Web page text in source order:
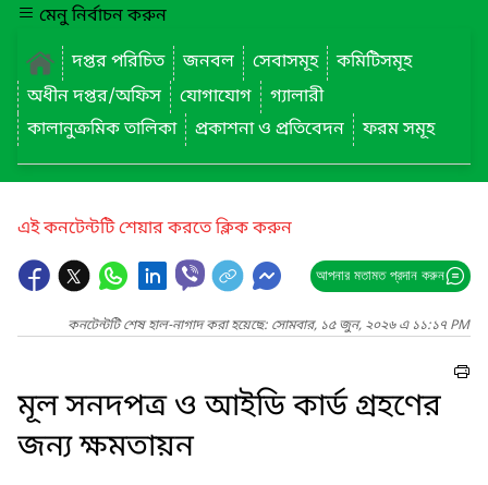
মেনু নির্বাচন করুন
দপ্তর পরিচিত
জনবল সেবাসমূহ
কমিটিসমূহ
অধীন দপ্তর/অফিস
যোগাযোগ
গ্যালারী
কালানুক্রমিক তালিকা
প্রকাশনা ও প্রতিবেদন ফরম সমূহ
এই কনটেন্টটি শেয়ার করতে ক্লিক করুন
আপনার মতামত প্রদান করুন
কনটেন্টটি শেষ হাল-নাগাদ করা হয়েছে: সোমবার, ১৫ জুন, ২০২৬ এ ১১:১৭ PM
মূল সনদপত্র ও আইডি কার্ড গ্রহণের
জন্য ক্ষমতায়ন